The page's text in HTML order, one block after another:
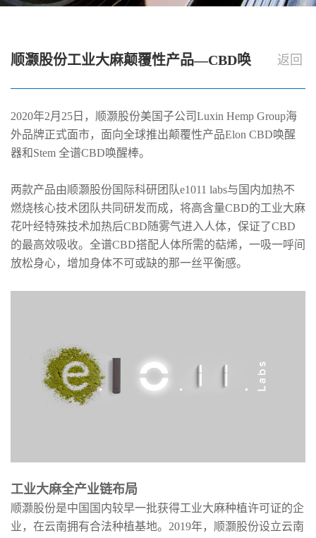
顺灏股份工业大麻颠覆性产品—CBD唤
返回
2020年2月25日，顺灏股份美国子公司Luxin Hemp Group海
外品牌正式面市，面向全球推出颠覆性产品Elon CBD唤醒
器和Stem 全谱CBD唤醒棒。
两款产品由顺灏股份国际科研团队e1011 labs与国内加热不
燃烧核心技术团队共同研发而成，将高含量CBD的工业大麻
花叶经特殊技术加热后CBD随雾气进入人体，保证了CBD
的最高效吸收。全谱CBD搭配人体所需的萜烯，一吸一呼间
放松身心，增加身体不可或缺的那一丝平衡感。
工业大麻全产业链布局
顺灏股份是中国国内较早一批获得工业大麻种植许可证的企
业，在云南拥有合法种植基地。2019年，顺灏股份设立云南